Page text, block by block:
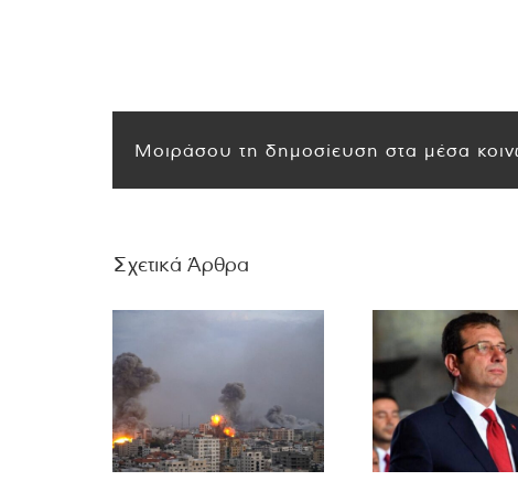
Μοιράσου τη δημοσίευση στα μέσα
Σχετικά Άρθρα